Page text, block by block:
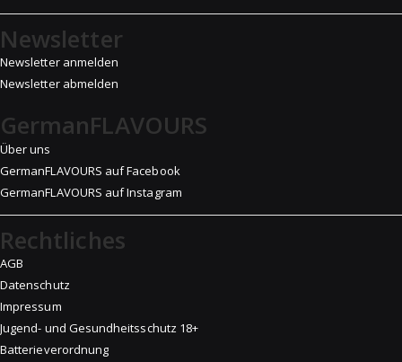
Newsletter
Newsletter anmelden
Newsletter abmelden
GermanFLAVOURS
Über uns
GermanFLAVOURS auf Facebook
GermanFLAVOURS auf Instagram
Rechtliches
AGB
Datenschutz
Impressum
Jugend- und Gesundheitsschutz 18+
Batterieverordnung